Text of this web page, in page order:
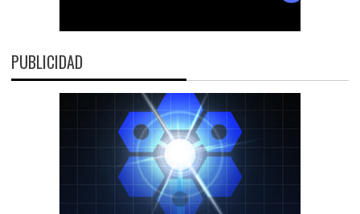
PUBLICIDAD